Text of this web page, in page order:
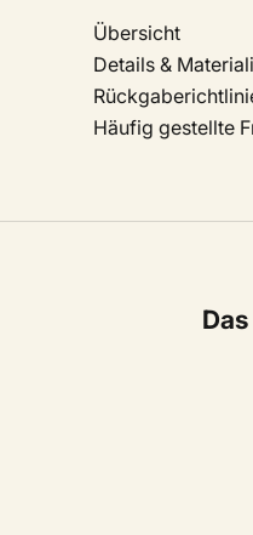
Übersicht
Details &
Häufig gestellte